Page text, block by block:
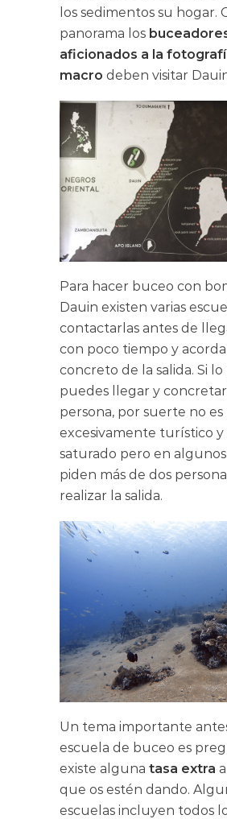
los sedimentos su hogar.
panorama los
aficionados a la
macro deben visitar
Para hacer buceo con
Dauin existen varias
contactarlas antes de
con poco tiempo y
concreto de la salida. Si
puedes llegar y
persona, por suerte no
excesivamente turístico y
saturado pero en
piden más de dos
realizar la salida.
Un tema importante
escuela de buceo es
existe alguna tasa extra
que os estén dando.
escuelas incluyen todos